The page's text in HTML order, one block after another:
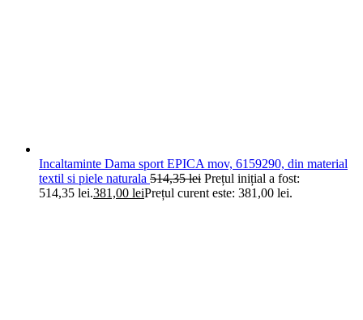
Incaltaminte Dama sport EPICA mov, 6159290, din material
textil si piele naturala 514,35lei Prețul inițial a fost:
514,35 lei.381,00 leiPrețul curent este: 381,00 lei.